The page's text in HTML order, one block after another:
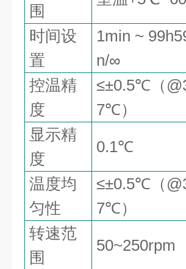
围
时间设
置
1min ~
n/∞
控温精
度
≤±0.5℃（
7℃）
显示精
度
0.1℃
温度均
匀性
≤±0.5℃（
7℃）
转速范
围
50~250rpm